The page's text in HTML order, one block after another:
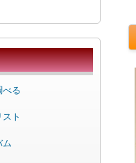
べる
ト
ム